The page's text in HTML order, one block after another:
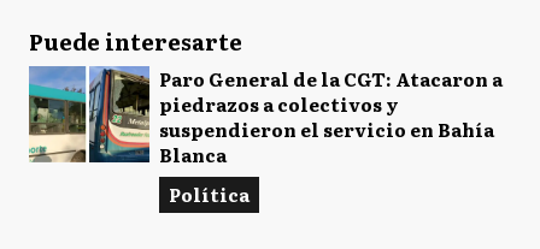
Puede interesarte
Paro General de la CGT: Atacaron a
piedrazos a colectivos y
suspendieron el servicio en Bahía
Blanca
Política